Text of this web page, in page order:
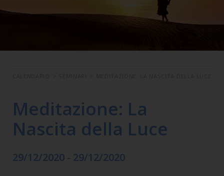
Meditazione: La
Nascita della Luce
29/12/2020 - 29/12/2020